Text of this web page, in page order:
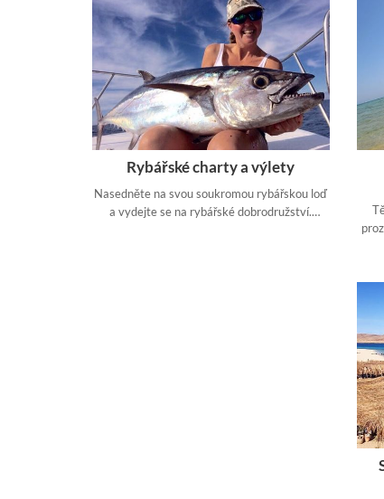
Rybářské charty a výlety
Nasedněte na svou soukromou rybářskou loď
a vydejte se na rybářské dobrodružství.